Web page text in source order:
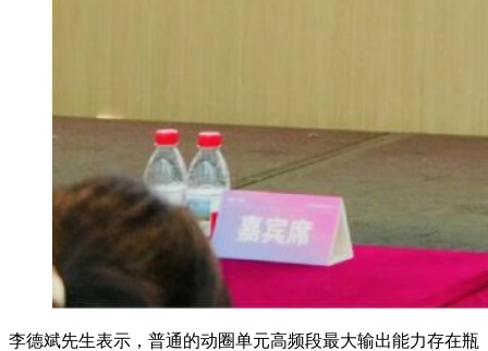
李德斌先生表示，普通的动圈单元高频段最大输出能力存在瓶